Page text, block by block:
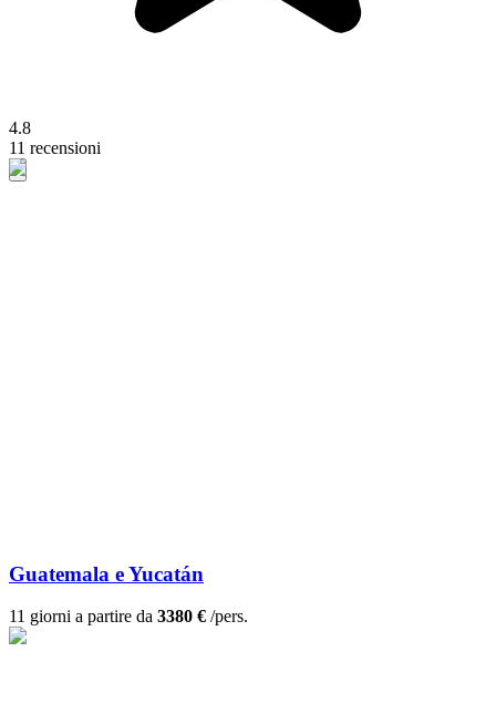
4.8
11 recensioni
Guatemala e Yucatán
11 giorni a partire da 3380 € /pers.